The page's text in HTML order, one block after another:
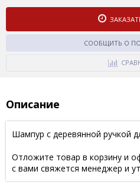
СООБЩИТЬ О
Описание
Шампур с деревянной ручкой
Отложите товар в корзину и
с вами свяжется менеджер и